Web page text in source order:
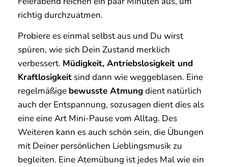
richtig durchzuatmen.
Probiere es einmal selbst aus und Du wirst
spüren, wie sich Dein Zustand merklich
verbessert. Müdigkeit, Antriebslosigkeit und
Kraftlosigkeit sind dann wie weggeblasen. Eine
regelmäßige bewusste Atmungdient natürlich
auch der Entspannung, sozusagen dient dies als
eine eine Art Mini-Pause vom Alltag. Des
Weiteren kann es auch schön sein, die Übungen
mit Deiner persönlichen Lieblingsmusik zu
begleiten. Eine Atemübung ist jedes Mal wie ein